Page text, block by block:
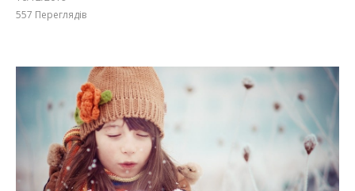
557 Переглядів